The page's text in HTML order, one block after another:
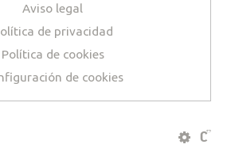
Aviso legal
de privacidad
Política de cookies
de cookies